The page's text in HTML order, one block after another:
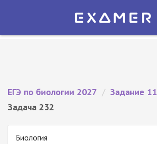
Экзамер — ЕГЭ 2027
ЕГЭ по биологии 2027 / Задание 11
Задача 232
Биология